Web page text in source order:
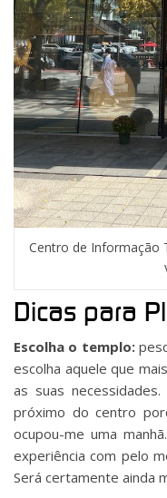
Centro de Informação
Dicas para
Escolha o templo:
escolha aquele que
as suas
próximo do centro
ocupou-me uma
experiência com pelo
Será certamente ainda